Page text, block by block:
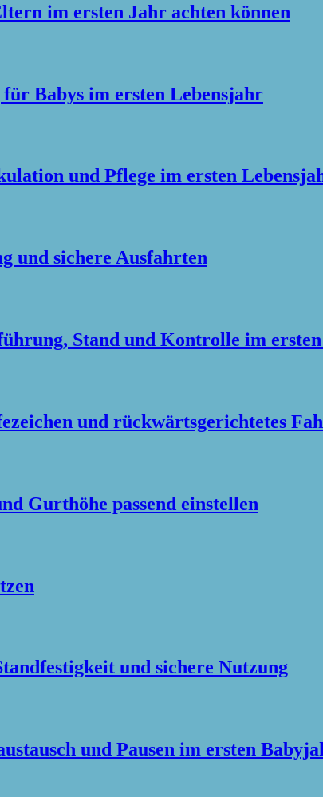
im ersten Jahr achten können
Babys im ersten Lebensjahr
und Pflege im ersten
und sichere Ausfahrten
Stand und Kontrolle im
und rückwärtsgerichtetes
Gurthöhe passend einstellen
und sichere Nutzung
und Pausen im ersten